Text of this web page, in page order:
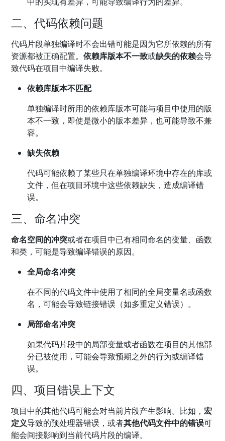
二、代码依赖问题
代码片段单独编译时不会出错可能是因为它所依赖的所有
资源都被正确配置。依赖库版本不一致或缺失的依赖会导
致代码在项目中编译失败。
依赖库版本不匹配
单独编译时所用的依赖库版本可能与项目中使用的版
本不一致，即使是微小的版本差异，也可能导致不兼
容。
缺失依赖
代码可能依赖了某些只在单独编译环境中存在的库或
文件，但在项目环境中这些依赖缺失，造成编译错
误。
三、命名冲突
命名空间的冲突或者在项目中已有相同命名的变量、函数
和类，可能是导致编译错误的原因。
全局命名冲突
在不同的代码文件中使用了相同的全局变量名或函数
名，可能会导致链接错误（如多重定义错误）。
局部命名冲突
如果代码片段中的局部变量或者函数在项目的其他部
分已被使用，可能会导致预期之外的行为或编译错
误。
四、项目错误上下文
项目中的其他代码可能会对当前片段产生影响。比如，宏
定义导致的预处理器错误，或者其他代码文件中的错误可
能会间接影响到当前代码片段的编译。